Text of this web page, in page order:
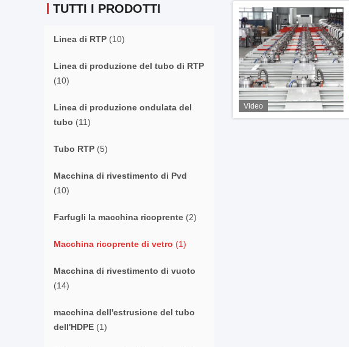
TUTTI I PRODOTTI
Linea di RTP (10)
Linea di produzione del tubo di RTP
(10)
Linea di produzione ondulata del
tubo (11)
Tubo RTP (5)
Macchina di rivestimento di Pvd
(10)
Farfugli la macchina ricoprente (2)
Macchina ricoprente di vetro (1)
Macchina di rivestimento di vuoto
(14)
macchina dell'estrusione del tubo
dell'HDPE (1)
Video